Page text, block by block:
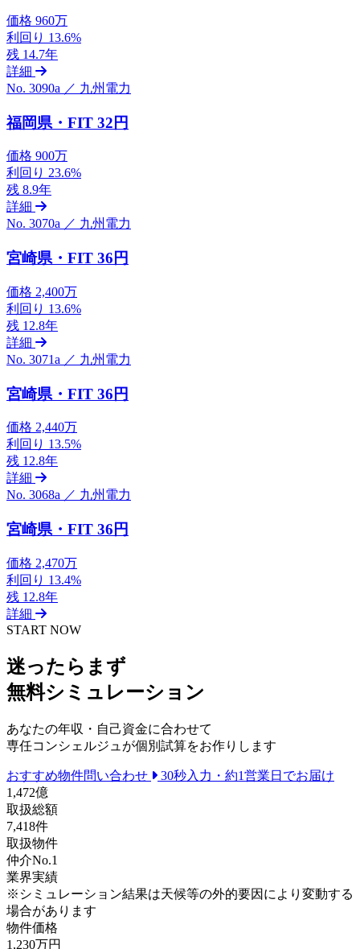
価格 960万
利回り 13.6%
残 14.7年
詳細
No. 3090a ／ 九州電力
福岡県・FIT 32円
価格 900万
利回り 23.6%
残 8.9年
詳細
No. 3070a ／ 九州電力
宮崎県・FIT 36円
価格 2,400万
利回り 13.6%
残 12.8年
詳細
No. 3071a ／ 九州電力
宮崎県・FIT 36円
価格 2,440万
利回り 13.5%
残 12.8年
詳細
No. 3068a ／ 九州電力
宮崎県・FIT 36円
価格 2,470万
利回り 13.4%
残 12.8年
詳細
START NOW
迷ったらまず
無料シミュレーション
あなたの年収・自己資金に合わせて
専任コンシェルジュが個別試算をお作りします
おすすめ物件問い合わせ
30秒入力・約1営業日でお届け
1,472億
取扱総額
7,418件
取扱物件
仲介No.1
業界実績
※シミュレーション結果は天候等の外的要因により変動する
場合があります
物件価格
1,230万円